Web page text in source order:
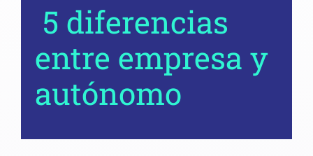
5 diferencias
entre empresa y
autónomo